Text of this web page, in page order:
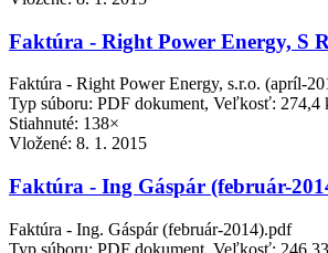
Faktúra - Right Power Energy, S
Faktúra - Right Power Energy, s.r.o. (apríl-
Typ súboru: PDF dokument, Veľkosť: 274,4
Stiahnuté: 138×
Vložené: 8. 1. 2015
Faktúra - Ing Gáspár (február-
Faktúra - Ing. Gáspár (február-2014).pdf
Typ súboru: PDF dokument, Veľkosť: